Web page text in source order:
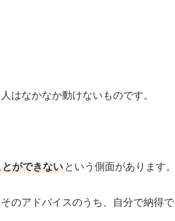
はなかなか動けないものです。
ができない という側面があります。
のアドバイスのうち、自分で納得で